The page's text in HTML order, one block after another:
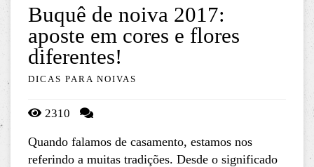
Buquê de noiva 2017:
aposte em cores e flores
diferentes!
DICAS PARA NOIVAS
2310
Quando falamos de casamento, estamos nos
referindo a muitas tradições. Desde o significado